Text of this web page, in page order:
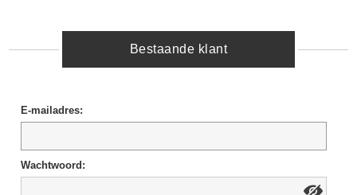
Bestaande klant
E-mailadres:
Wachtwoord: